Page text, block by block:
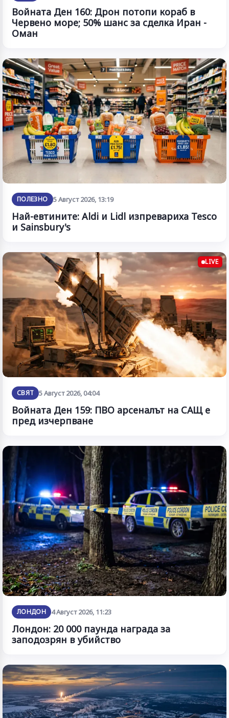
Войната Ден 160: Дрон потопи кораб в
Червено море; 50% шанс за сделка Иран -
Оман
ПОЛЕЗНО 5 Август 2026, 13:19
Най-евтините: Aldi и Lidl изпревариха Tesco
и Sainsbury's
LIVE
СВЯТ 5 Август 2026, 04:04
Войната Ден 159: ПВО арсеналът на САЩ е
пред изчерпване
ЛОНДОН 4 Август 2026, 11:23
Лондон: 20 000 паунда награда за
заподозрян в убийство